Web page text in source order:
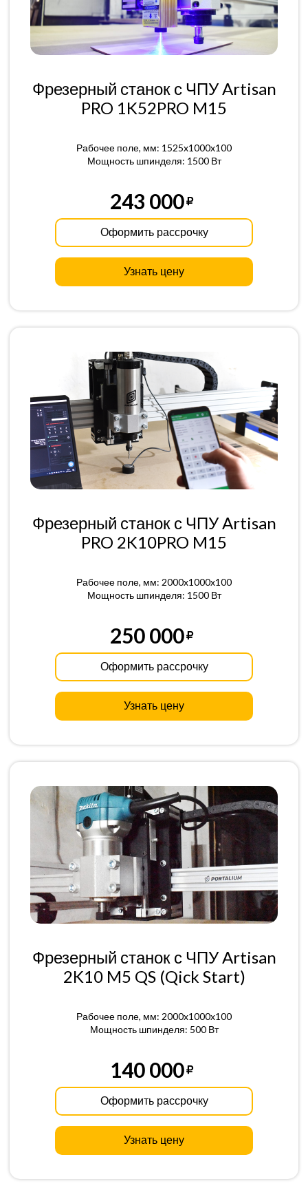
Фрезерный станок с ЧПУ Artisan
PRO 1K52PRO M15
Рабочее поле, мм: 1525x1000x100
Мощность шпинделя: 1500 Вт
243 000
Оформить рассрочку
Узнать цену
Фрезерный станок с ЧПУ Artisan
PRO 2K10PRO M15
Рабочее поле, мм: 2000x1000x100
Мощность шпинделя: 1500 Вт
250 000
Оформить рассрочку
Узнать цену
Фрезерный станок с ЧПУ Artisan
2K10 M5 QS (Qick Start)
Рабочее поле, мм: 2000x1000x100
Мощность шпинделя: 500 Вт
140 000
Оформить рассрочку
Узнать цену